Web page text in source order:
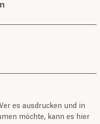
es ausdrucken und in
möchte, kann es hier